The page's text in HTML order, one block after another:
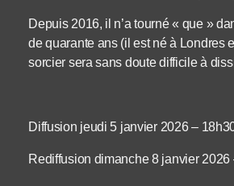
Depuis 2016, il n’a tourné « que »
de quarante ans (il est né à Londres
sorcier sera sans doute difficile à
Diffusion jeudi 5 janvier 2026 –
Rediffusion dimanche 8 janvier 2026